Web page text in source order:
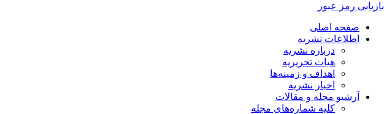
بازیابی رمز عبور
صفحه اصلی
اطلاعات نشریه
درباره نشریه
هیات تحریریه
اهداف و زمینه‌ها
اخبار نشریه
آرشیو مجله و مقالات
کلیه شماره‌های مجله